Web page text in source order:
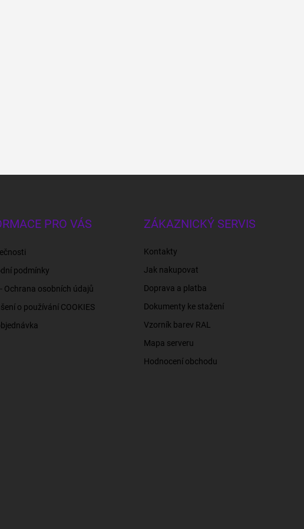
PRO VÁS
podmínky
- Ochrana osobních údajů
o používání COOKIES
ZÁKAZNICKÝ SERVIS
Kontakty
Jak nakupovat
Doprava a platba
Dokumenty ke stažení
Vzorník barev RAL
Mapa serveru
Hodnocení obchodu